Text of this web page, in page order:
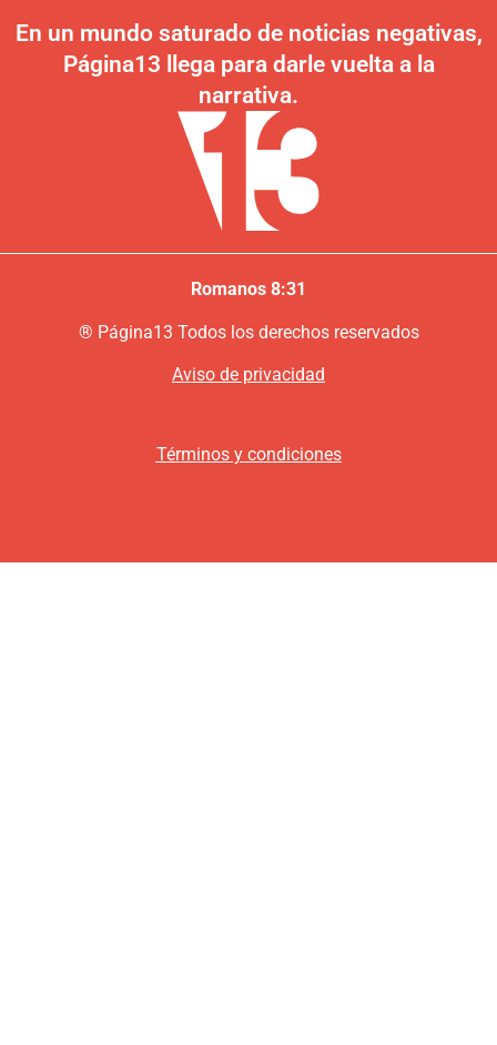
En un mundo saturado de noticias negativas,
Página13 llega para darle vuelta a la
narrativa.
Romanos 8:31
® Página13 Todos los derechos reservados
Aviso de privacidad
Términos y condiciones